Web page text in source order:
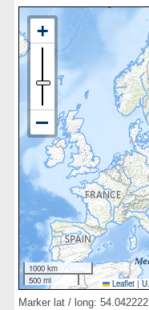
1000 km
500 mi
Leaflet |
Marker lat / long: